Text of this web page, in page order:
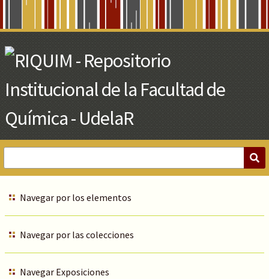
Main
Content
Navegar por los elementos
Navegar por las colecciones
Navegar Exposiciones